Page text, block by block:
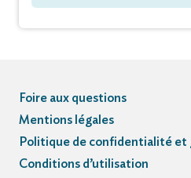
Foire aux questions
Mentions légales
Politique de confidentialité et
Conditions d’utilisation